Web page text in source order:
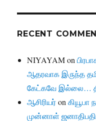
RECENT
NIYAYAMon
ஆதரவாக இருந்த
கேட்கவே இல்லை…
ஆசிரியர்onகியூபா
முன்னாள்